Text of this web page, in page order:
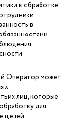
к обработке
в
Оператор может
лиц, которые
для
целей.